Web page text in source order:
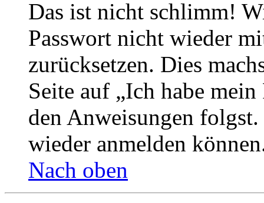
Das ist nicht schlimm!
Passwort nicht wieder
zurücksetzen. Dies
Seite auf „Ich habe
den Anweisungen
wieder anmelden
Nach oben